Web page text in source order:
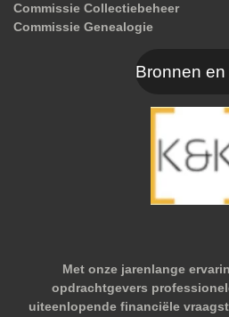
Commissie Collectiebeheer
Commissie Genealogie
Bronnen en
Met onze jarenlange
opdrachtgevers
uiteenlopende financiële